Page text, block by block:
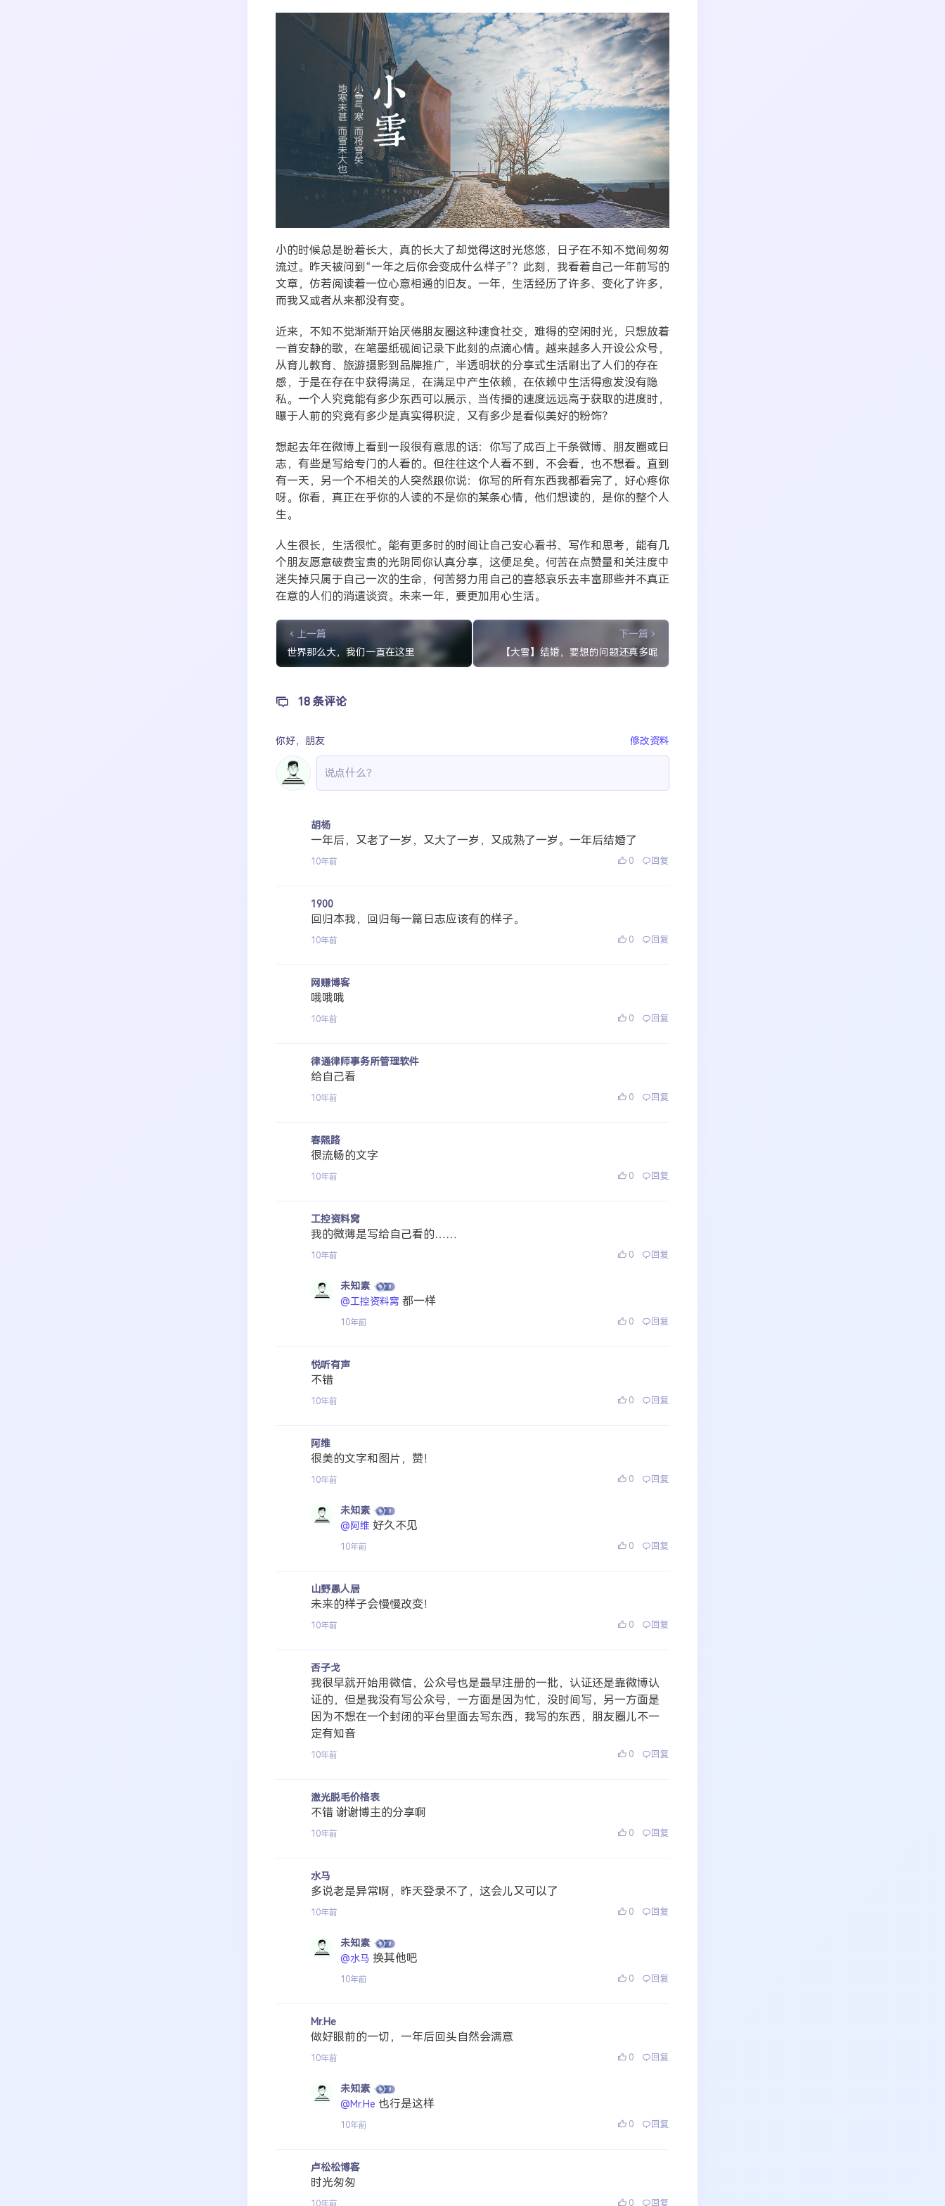
小的时候总是盼着长大，真的长大了却觉得这时光悠悠，日子在不知不觉间匆匆
流过。昨天被问到“一年之后你会变成什么样子”？此刻，我看着自己一年前写的
文章，仿若阅读着一位心意相通的旧友。一年，生活经历了许多、变化了许多，
而我又或者从来都没有变。
近来，不知不觉渐渐开始厌倦朋友圈这种速食社交，难得的空闲时光，只想放着
一首安静的歌，在笔墨纸砚间记录下此刻的点滴心情。越来越多人开设公众号，
从育儿教育、旅游摄影到品牌推广，半透明状的分享式生活刷出了人们的存在
感，于是在存在中获得满足，在满足中产生依赖，在依赖中生活得愈发没有隐
私。一个人究竟能有多少东西可以展示，当传播的速度远远高于获取的进度时，
曝于人前的究竟有多少是真实得积淀，又有多少是看似美好的粉饰？
想起去年在微博上看到一段很有意思的话：你写了成百上千条微博、朋友圈或日
志，有些是写给专门的人看的。但往往这个人看不到，不会看，也不想看。直到
有一天，另一个不相关的人突然跟你说：你写的所有东西我都看完了，好心疼你
呀。你看，真正在乎你的人读的不是你的某条心情，他们想读的，是你的整个人
生。
人生很长，生活很忙。能有更多时的时间让自己安心看书、写作和思考，能有几
个朋友愿意破费宝贵的光阴同你认真分享，这便足矣。何苦在点赞量和关注度中
迷失掉只属于自己一次的生命，何苦努力用自己的喜怒哀乐去丰富那些并不真正
在意的人们的消遣谈资。未来一年，要更加用心生活。
上一篇
世界那么大，我们一直在这里
下一篇
【大雪】结婚，要想的问题还真多呢
18 条评论
你好， 朋友 修改资料
胡杨
一年后，又老了一岁，又大了一岁，又成熟了一岁。一年后结婚了
10年前 0 回复
1900
回归本我，回归每一篇日志应该有的样子。
10年前 0 回复
网赚博客
哦哦哦
10年前 0 回复
律通律师事务所管理软件
给自己看
10年前 0 回复
春熙路
很流畅的文字
10年前 0 回复
工控资料窝
我的微薄是写给自己看的……
10年前 0 回复
未知素
@工控资料窝 都一样
10年前 0 回复
悦听有声
不错
10年前 0 回复
阿维
很美的文字和图片，赞！
10年前 0 回复
未知素
@阿维 好久不见
10年前 0 回复
山野愚人居
未来的样子会慢慢改变！
10年前 0 回复
否子戈
我很早就开始用微信，公众号也是最早注册的一批，认证还是靠微博认
证的，但是我没有写公众号，一方面是因为忙，没时间写，另一方面是
因为不想在一个封闭的平台里面去写东西，我写的东西，朋友圈儿不一
定有知音
10年前 0 回复
激光脱毛价格表
不错 谢谢博主的分享啊
10年前 0 回复
水马
多说老是异常啊，昨天登录不了，这会儿又可以了
10年前 0 回复
未知素
@水马 换其他吧
10年前 0 回复
Mr.He
做好眼前的一切，一年后回头自然会满意
10年前 0 回复
未知素
@Mr.He 也行是这样
10年前 0 回复
卢松松博客
时光匆匆
10年前 0 回复